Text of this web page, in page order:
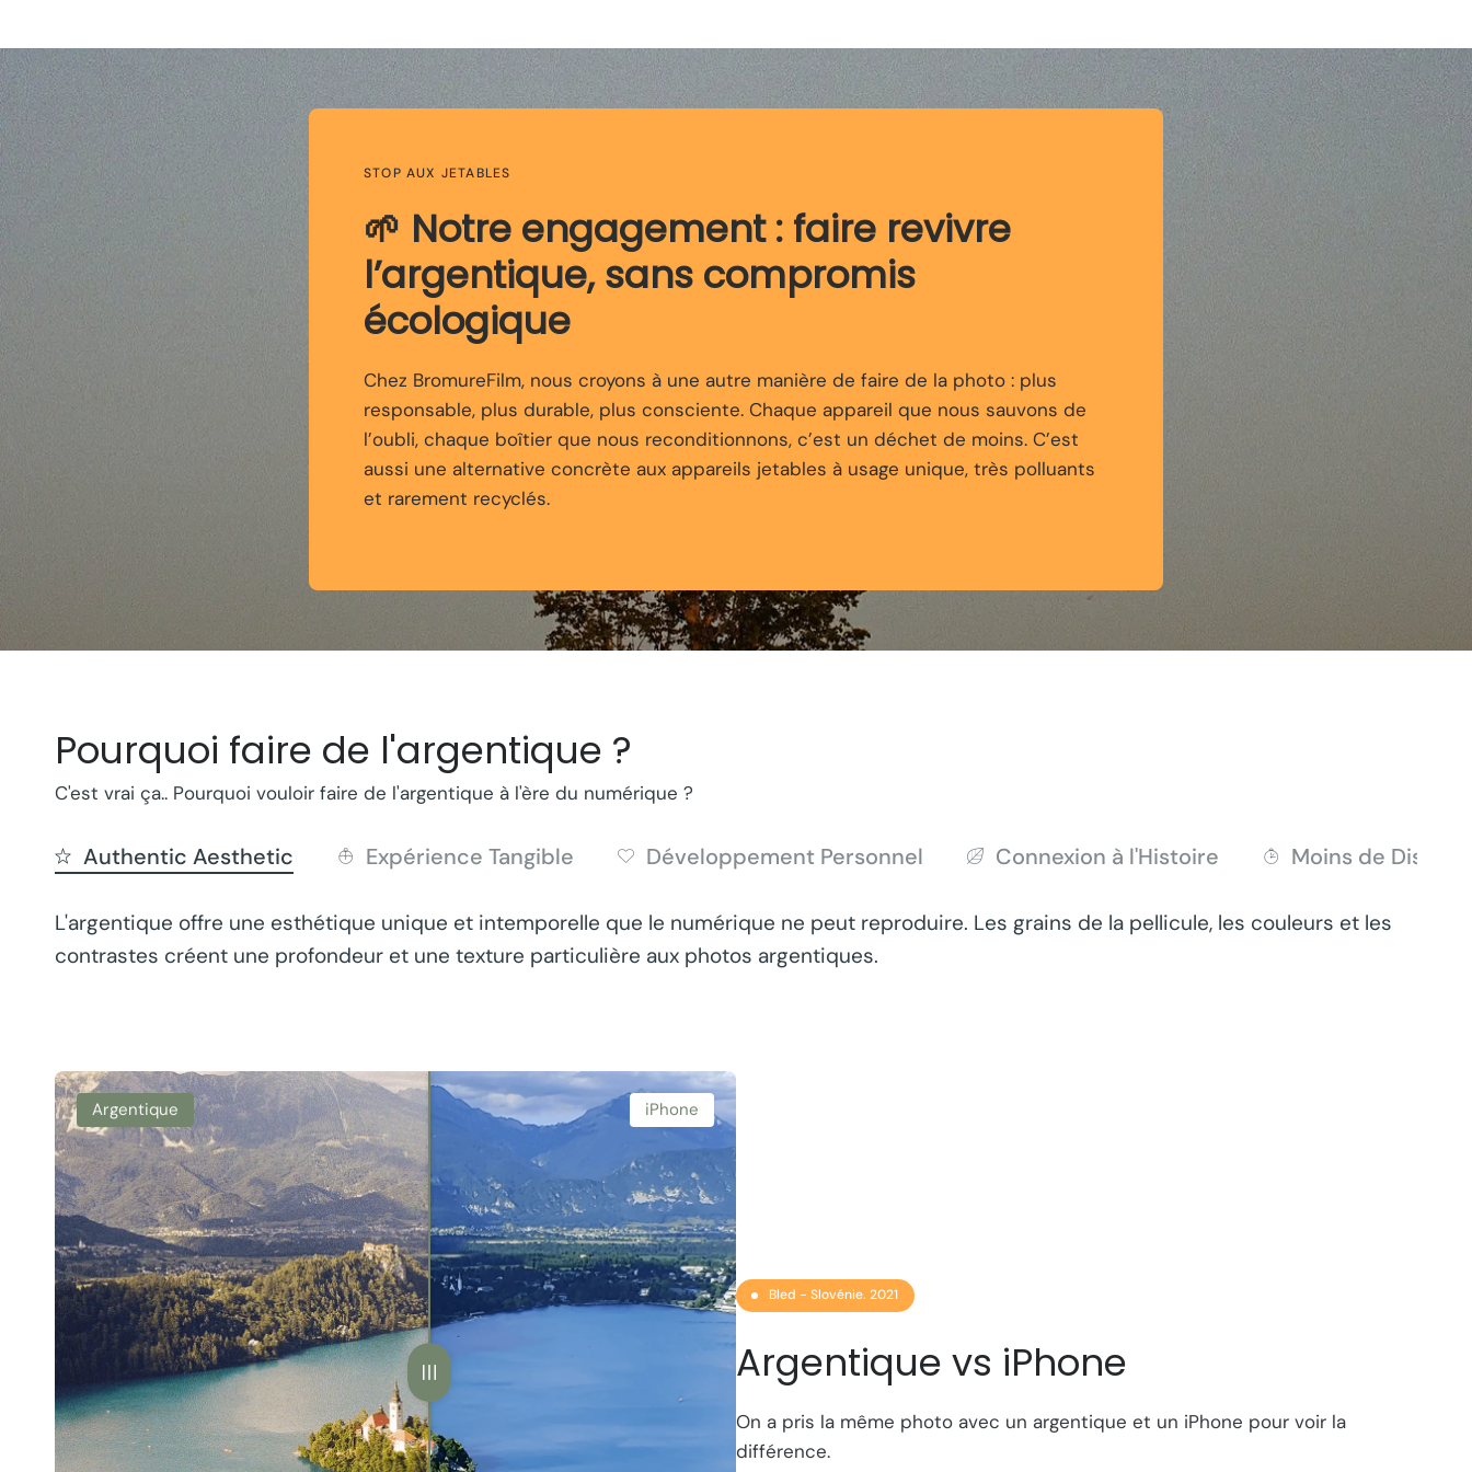
qui vous ouvre les portes des prestigieuses optiques Carl Zeiss.
STOP AUX JETABLES
🌱 Notre engagement : faire revivre
l’argentique, sans compromis
écologique
Chez BromureFilm, nous croyons à une autre manière de faire de la photo : plus
responsable, plus durable, plus consciente. Chaque appareil que nous sauvons de
l’oubli, chaque boîtier que nous reconditionnons, c’est un déchet de moins. C’est
aussi une alternative concrète aux appareils jetables à usage unique, très polluants
et rarement recyclés.
Pourquoi faire de l'argentique ?
C'est vrai ça.. Pourquoi vouloir faire de l'argentique à l'ère du numérique ?
Authentic Aesthetic Expérience Tangible Développement Personnel Connexion à l'Histoire Moins de
L'argentique offre une esthétique unique et intemporelle que le numérique ne peut reproduire. Les grains de la pellicule, les couleurs et les
contrastes créent une profondeur et une texture particulière aux photos argentiques.
Bled - Slovénie. 2021
Argentique vs iPhone
On a pris la même photo avec un argentique et un iPhone pour voir la
différence.
Argentique iPhone